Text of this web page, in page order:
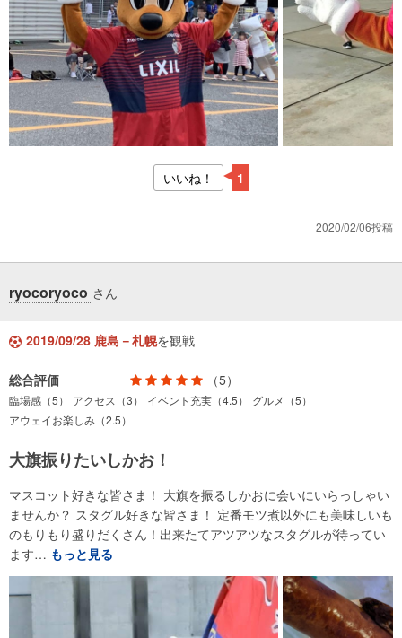
いいね！ 1
2020/02/06投稿
ryocoryoco さん
2019/09/28 鹿島－札幌を観戦
総合評価 （5）
臨場感（5） アクセス（3） イベント充実（4.5）
グルメ（5）
アウェイお楽しみ（2.5）
大旗振りたいしかお！
マスコット好きな皆さま！ 大旗を振るしかおに会いにいらっしゃい
ませんか？ スタグル好きな皆さま！ 定番モツ煮以外にも美味しいも
のもりもり盛りだくさん！出来たてアツアツなスタグルが待ってい
ます… もっと見る